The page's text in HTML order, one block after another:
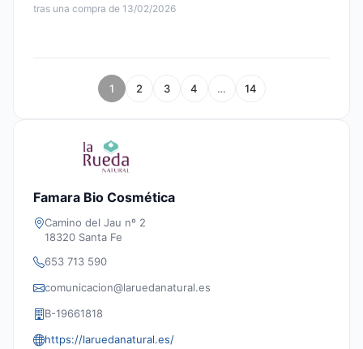
tras una compra de 13/02/2026
1 2 3 4 … 14
Famara Bio Cosmética
Camino del Jau nº 2
18320 Santa Fe
653 713 590
comunicacion@laruedanatural.es
B-19661818
https://laruedanatural.es/